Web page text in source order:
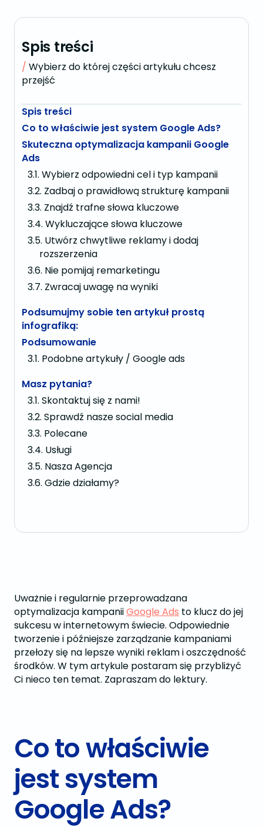
Spis treści
Wybierz do której części artykułu chcesz
przejść
Spis treści
Co to właściwie jest system Google Ads?
Skuteczna optymalizacja kampanii Google
Ads
Wybierz odpowiedni cel i typ kampanii
Zadbaj o prawidłową strukturę kampanii
Znajdź trafne słowa kluczowe
Wykluczające słowa kluczowe
Utwórz chwytliwe reklamy i dodaj
rozszerzenia
Nie pomijaj remarketingu
Zwracaj uwagę na wyniki
Podsumujmy sobie ten artykuł prostą
infografiką:
Podsumowanie
Podobne artykuły / Google ads
Masz pytania?
Skontaktuj się z nami!
Sprawdź nasze social media
Polecane
Usługi
Nasza Agencja
Gdzie działamy?
Uważnie i regularnie przeprowadzana
optymalizacja kampaniiGoogle Ads to klucz do jej
sukcesu w internetowym świecie. Odpowiednie
tworzenie i późniejsze zarządzanie kampaniami
przełoży się na lepsze wyniki reklam i oszczędność
środków. W tym artykule postaram się przybliżyć
Ci nieco ten temat. Zapraszam do lektury.
Co to właściwie
jest system
Google Ads?